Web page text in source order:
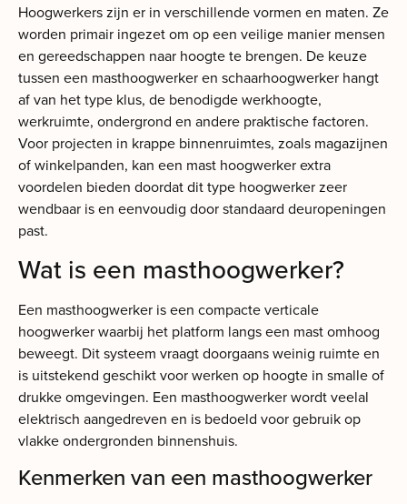
Hoogwerkers zijn er in verschillende vormen en maten. Ze
worden primair ingezet om op een veilige manier mensen
en gereedschappen naar hoogte te brengen. De keuze
tussen een masthoogwerker en schaarhoogwerker hangt
af van het type klus, de benodigde werkhoogte,
werkruimte, ondergrond en andere praktische factoren.
Voor projecten in krappe binnenruimtes, zoals magazijnen
of winkelpanden, kan een mast hoogwerker extra
voordelen bieden doordat dit type hoogwerker zeer
wendbaar is en eenvoudig door standaard deuropeningen
past.
Wat is een masthoogwerker?
Een masthoogwerker is een compacte verticale
hoogwerker waarbij het platform langs een mast omhoog
beweegt. Dit systeem vraagt doorgaans weinig ruimte en
is uitstekend geschikt voor werken op hoogte in smalle of
drukke omgevingen. Een masthoogwerker wordt veelal
elektrisch aangedreven en is bedoeld voor gebruik op
vlakke ondergronden binnenshuis.
Kenmerken van een masthoogwerker